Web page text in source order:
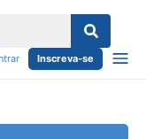
Inscreva-se